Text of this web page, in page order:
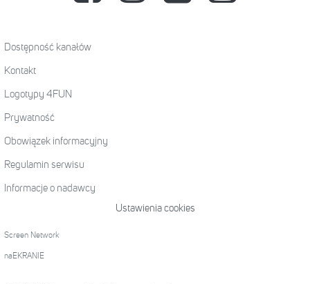
Dostępność kanałów
Kontakt
Logotypy 4FUN
Prywatność
Obowiązek informacyjny
Regulamin serwisu
Informacje o nadawcy
Ustawienia cookies
Screen Network
naEKRANIE